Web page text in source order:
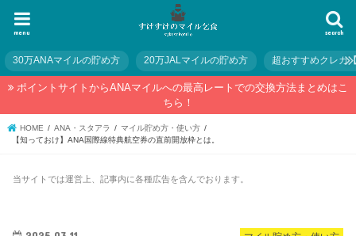
search
menu
30万ANAマイルの貯め方 20万JALマイルの貯め方 超おすすめクレカ
ポイントサイトからANAマイルへの最高レートでの交換方法まとめはこ
ちら！
HOME ANA・スタアラ
マイル貯め方・使い方
【知っておけ】ANA国際線特典航空券の直前開放枠とは。
当サイトでは運営上、記事内に各種広告を含んでおります。